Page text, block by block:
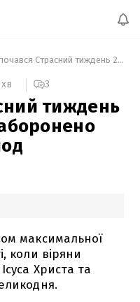
Розпочався Страсний тиждень 2026: що суворо заборонено робити у цей період
3
тиждень
максимальної
коли віряни
Христа та